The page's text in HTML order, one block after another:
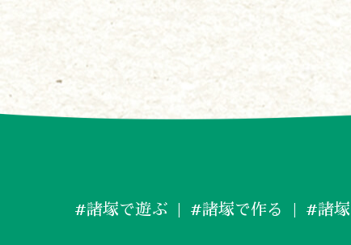
#諸塚で遊ぶ #諸塚で作る #諸